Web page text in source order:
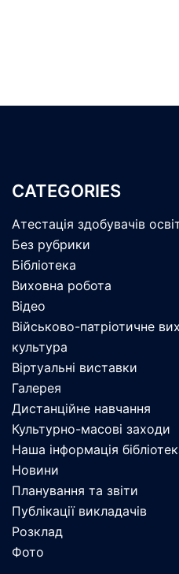
CATEGORIES
Атестація здобувачів
Без рубрики
Бібліотека
Виховна робота
Відео
Військово-патріотичне
культура
Віртуальні виставки
Галерея
Дистанційне навчання
Культурно-масові заходи
Наша інформація
Новини
Планування та звіти
Публікації викладачів
Розклад
Фото